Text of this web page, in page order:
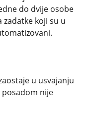
do dvije osobe
koji su u
u usvajanju
nije